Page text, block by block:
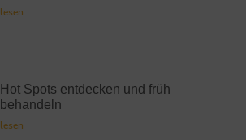
lesen
Hot Spots entdecken und früh
behandeln
lesen